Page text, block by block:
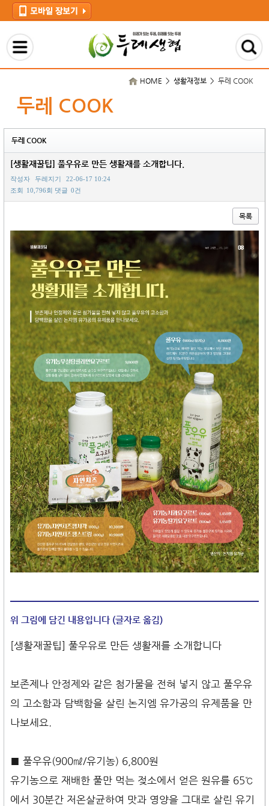
두레 COOK
HOME > 생활재정보 > 두레 COOK
두레 COOK
[생활재꿀팁] 풀우유로 만든 생활재를 소개합니다.
작성자 두레지기
22-06-17 10:24
조회 10,796회 댓글 0건
목록
위 그림에 담긴 내용입니다 (글자로 옮김)
[생활재꿀팁] 풀우유로 만든 생활재를 소개합니다
보존제나 안정제와 같은 첨가물을 전혀 넣지 않고 풀우유
의 고소함과 담백함을 살린 논지엠 유가공의 유제품을 만
나보세요.
■ 풀우유(900㎖/유기농) 6,800원
유기농으로 재배한 풀만 먹는 젖소에서 얻은 원유를 65℃
에서 30분간 저온살균하여 맛과 영양을 그대로 살린 유기